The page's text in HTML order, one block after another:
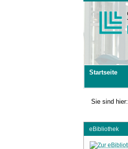
Startseite
Sie sind hier:
eBibliothek